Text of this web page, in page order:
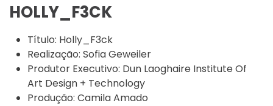
HOLLY_F3CK
Título: Holly_F3ck
Realização: Sofia Geweiler
Produtor Executivo: Dun Laoghaire Institute Of
Art Design + Technology
Produção: Camila Amado